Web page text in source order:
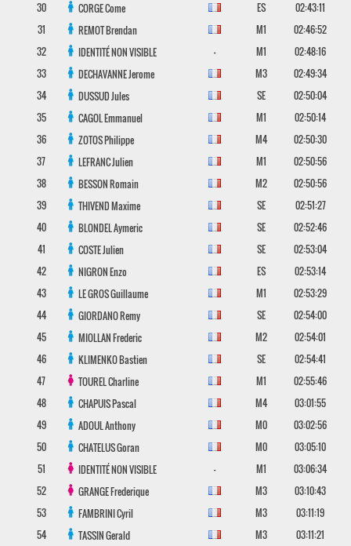
30
CORGECome ES
02:43:11
31
REMOTBrendan M1
02:46:52
32
IDENTITÉ NON VISIBLE - M1
02:48:16
33
DECHAVANNEJerome M3
02:49:34
34
DUSSUDJules SE
02:50:04
35
CAGOLEmmanuel M1
02:50:14
36
ZOTOSPhilippe M4
02:50:30
37
LEFRANCJulien M1
02:50:56
38
BESSONRomain M2
02:50:56
39
THIVENDMaxime SE
02:51:27
40
BLONDELAymeric SE
02:52:46
41
COSTEJulien SE
02:53:04
42
NIGRONEnzo ES
02:53:14
43
LE GROSGuillaume M1
02:53:29
44
GIORDANORemy SE
02:54:00
45
MIOLLANFrederic M2
02:54:01
46
KLIMENKOBastien SE
02:54:41
47
TOURELCharline M1
02:55:46
48
CHAPUISPascal M4
03:01:55
49
ADOULAnthony M0
03:02:56
50
CHATELUSGoran M0
03:05:10
51
IDENTITÉ NON VISIBLE - M1
03:06:34
52
GRANGEFrederique M3
03:10:43
53
FAMBRINICyril M3
03:11:19
54
TASSINGerald M3
03:11:21